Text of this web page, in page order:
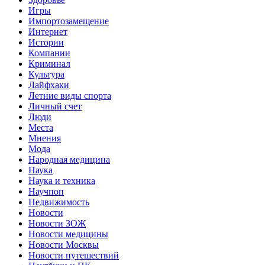
Игры
Импортозамещение
Интернет
Истории
Компании
Криминал
Культура
Лайфхаки
Летние виды спорта
Личный счет
Люди
Места
Мнения
Мода
Народная медицина
Наука
Наука и техника
Научпоп
Недвижимость
Новости
Новости ЗОЖ
Новости медицины
Новости Москвы
Новости путешествий